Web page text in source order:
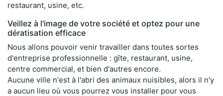
restaurant, usine, etc.
Veillez à l'image de votre société et optez pour une
dératisation efficace
Nous allons pouvoir venir travailler dans toutes sortes
d'entreprise professionnelle : gîte, restaurant, usine,
centre commercial, et bien d'autres encore.
Aucune ville n'est à l'abri des animaux nuisibles, alors il n'y
a aucun lieu où vous pourrez vous installer pour vous